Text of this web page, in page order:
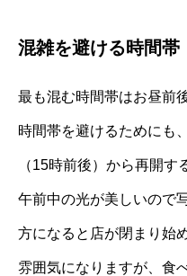
混雑を避ける時間帯
最も混む時間帯はお昼前
時間帯を避けるためにも
（15時前後）から再開す
午前中の光が美しいので
方になると店が閉まり始
雰囲気になりますが、食